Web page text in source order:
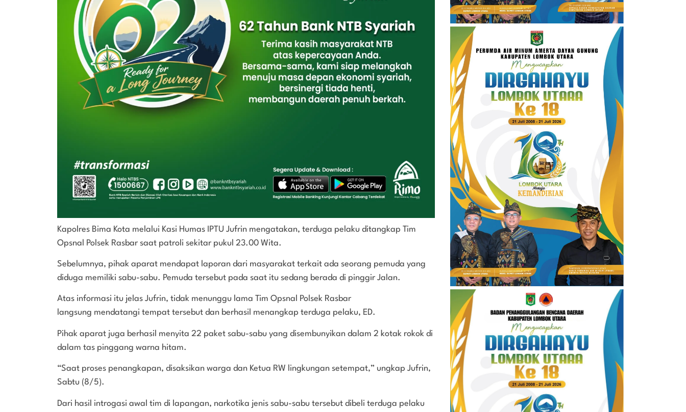
Kapolres Bima Kota melalui Kasi Humas IPTU Jufrin mengatakan, terduga pelaku ditangkap Tim
Opsnal Polsek Rasbar saat patroli sekitar pukul 23.00 Wita.
Sebelumnya, pihak aparat mendapat laporan dari masyarakat terkait ada seorang pemuda yang
diduga memiliki sabu-sabu. Pemuda tersebut pada saat itu sedang berada di pinggir Jalan.
Atas informasi itu jelas Jufrin, tidak menunggu lama Tim Opsnal Polsek Rasbar
langsung mendatangi tempat tersebut dan berhasil menangkap terduga pelaku, ED.
Pihak aparat juga berhasil menyita 22 paket sabu-sabu yang disembunyikan dalam 2 kotak rokok di
dalam tas pinggang warna hitam.
“Saat proses penangkapan, disaksikan warga dan Ketua RW lingkungan setempat,” ungkap Jufrin,
Sabtu (8/5).
Dari hasil introgasi awal tim di lapangan, narkotika jenis sabu-sabu tersebut dibeli terduga pelaku